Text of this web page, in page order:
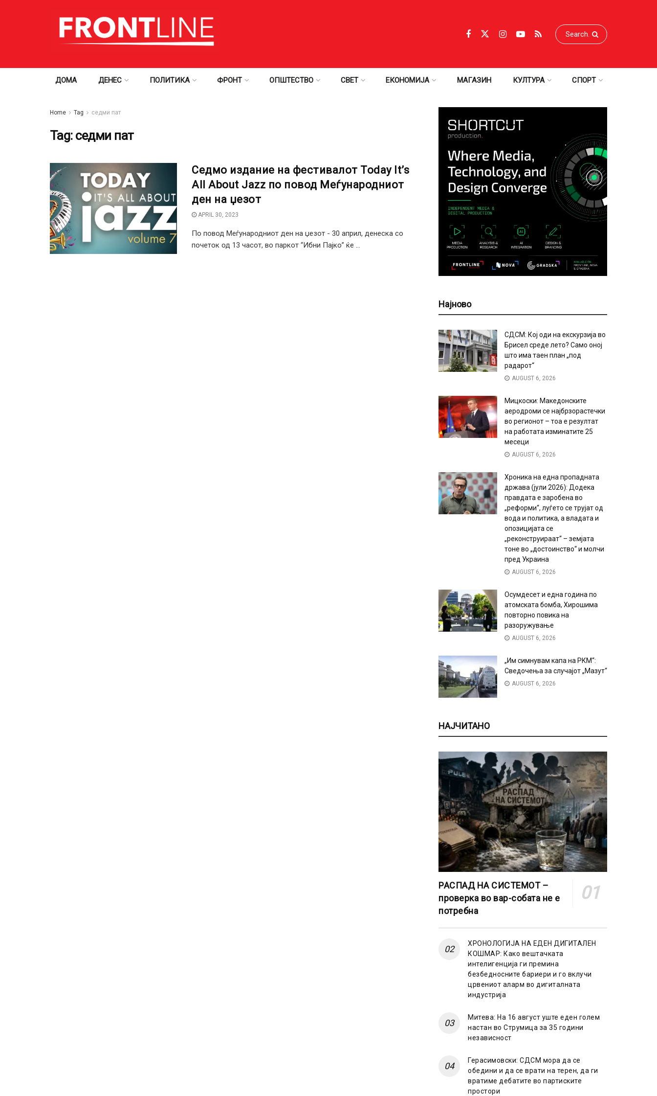
ДОМА ДЕНЕС ПОЛИТИКА ФРОНТ ОПШТЕСТВО СВЕТ ЕКОНОМИЈА МАГАЗИН КУЛТУРА СПОРТ
Home Tag седми пат
Tag: седми пат
Седмо издание на фестивалот Today It’s
All About Jazz по повод Меѓународниот
ден на џезот
APRIL 30, 2023
По повод Меѓународниот ден на џезот - 30 април, денеска со
почеток од 13 часот, во паркот “Ибни Пајко” ќе ...
Најново
СДСМ: Кој оди на екскурзија во
Брисел среде лето? Само оној
што има таен план „под
радарот“
AUGUST 6, 2026
Мицкоски: Македонските
аеродроми се најбрзорастечки
во регионот – тоа е резултат
на работата изминатите 25
месеци
AUGUST 6, 2026
Хроника на една пропадната
држава (јули 2026): Додека
правдата е заробена во
„реформи“, луѓето се трујат од
вода и политика, а владата и
опозицијата се
„реконструираат“ – земјата
тоне во „достоинство“ и молчи
пред Украина
AUGUST 6, 2026
Осумдесет и една година по
атомската бомба, Хирошима
повторно повика на
разоружување
AUGUST 6, 2026
„Им симнувам капа на РКМ“:
Сведочења за случајот „Мазут“
AUGUST 6, 2026
НАЈЧИТАНО
РАСПАД НА СИСТЕМОТ –
проверка во вар-собата не е
потребна
ХРОНОЛОГИЈА НА ЕДЕН ДИГИТАЛЕН
КОШМАР: Како вештачката
интелигенција ги премина
безбедносните бариери и го вклучи
црвениот аларм во дигиталната
индустрија
Митева: На 16 август уште еден голем
настан во Струмица за 35 години
независност
Герасимовски: СДСМ мора да се
обедини и да се врати на терен, да ги
вратиме дебатите во партиските
простори